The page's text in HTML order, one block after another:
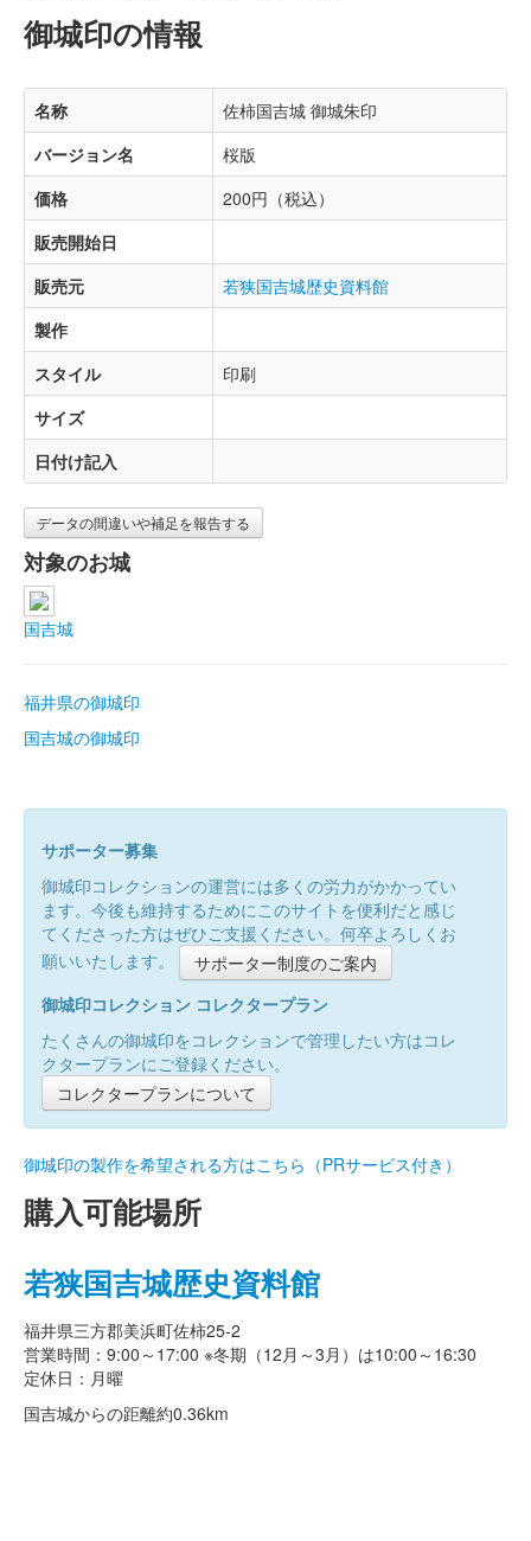
御城印の情報
名称
佐柿国吉城 御城朱印
バージョン名
桜版
価格
200円（税込）
販売開始日
販売元
若狭国吉城歴史資料館
製作
スタイル
印刷
サイズ
日付け記入
データの間違いや補足を報告する
対象のお城
国吉城
福井県の御城印
国吉城の御城印
サポーター募集
御城印コレクションの運営には多くの労力がかかってい
ます。今後も維持するためにこのサイトを便利だと感じ
てくださった方はぜひご支援ください。何卒よろしくお
願いいたします。
サポーター制度のご案内
御城印コレクション コレクタープラン
たくさんの御城印をコレクションで管理したい方はコレ
クタープランにご登録ください。
コレクタープランについて
御城印の製作を希望される方はこちら（PRサービス付き）
購入可能場所
若狭国吉城歴史資料館
福井県三方郡美浜町佐柿25-2
営業時間：9:00～17:00 ※冬期（12月～3月）は10:00～16:30
定休日：月曜
国吉城からの距離約0.36km